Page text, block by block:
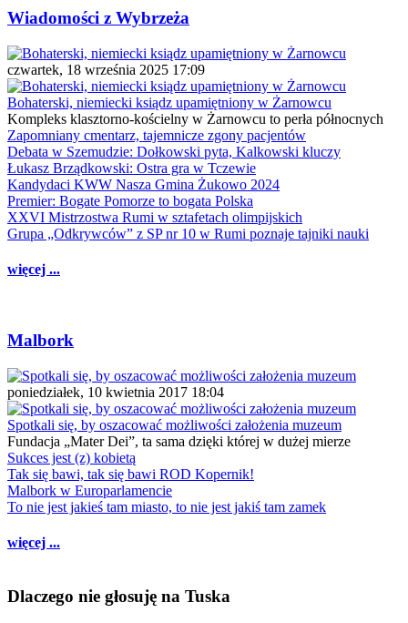
Wiadomości z Wybrzeża
czwartek, 18 września 2025 17:09
Bohaterski, niemiecki ksiądz upamiętniony w Żarnowcu
Kompleks klasztorno-kościelny w Żarnowcu to perła północnych
Zapomniany cmentarz, tajemnicze zgony pacjentów
Debata w Szemudzie: Dołkowski pyta, Kalkowski kluczy
Łukasz Brządkowski: Ostra gra w Tczewie
Kandydaci KWW Nasza Gmina Żukowo 2024
Premier: Bogate Pomorze to bogata Polska
XXVI Mistrzostwa Rumi w sztafetach olimpijskich
Grupa „Odkrywców” z SP nr 10 w Rumi poznaje tajniki nauki
więcej ...
Malbork
poniedziałek, 10 kwietnia 2017 18:04
Spotkali się, by oszacować możliwości założenia muzeum
Fundacja „Mater Dei”, ta sama dzięki której w dużej mierze
Sukces jest (z) kobietą
Tak się bawi, tak się bawi ROD Kopernik!
Malbork w Europarlamencie
To nie jest jakieś tam miasto, to nie jest jakiś tam zamek
więcej ...
Dlaczego nie głosuję na Tuska